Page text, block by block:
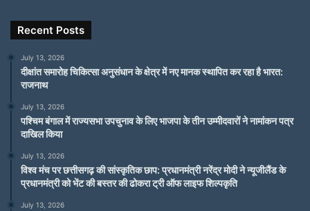
Recent Posts
July 13, 2026
दीक्षांत समारोह चिकित्सा अनुसंधान के क्षेत्र में नए मानक स्थापित कर रहा है भारत:
राजनाथ
July 13, 2026
पश्चिम बंगाल में राज्यसभा उपचुनाव के लिए भाजपा के तीन उम्मीदवारों ने नामांकन पत्र
दाखिल किया
July 13, 2026
विश्व मंच पर छत्तीसगढ़ की सांस्कृतिक छाप: प्रधानमंत्री नरेंद्र मोदी ने न्यूजीलैंड के
प्रधानमंत्री को भेंट की बस्तर की ढोकरा ट्री ऑफ लाइफ शिल्पकृति
July 13, 2026